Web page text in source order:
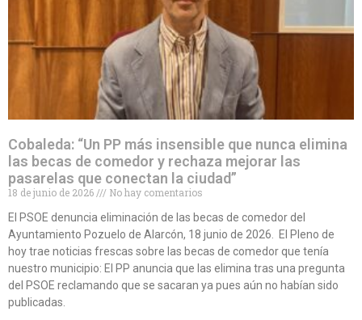
Cobaleda: “Un PP más insensible que nunca elimina
las becas de comedor y rechaza mejorar las
pasarelas que conectan la ciudad”
18 de junio de 2026
No hay comentarios
El PSOE denuncia eliminación de las becas de comedor del
Ayuntamiento Pozuelo de Alarcón, 18 junio de 2026. El Pleno de
hoy trae noticias frescas sobre las becas de comedor que tenía
nuestro municipio: El PP anuncia que las elimina tras una pregunta
del PSOE reclamando que se sacaran ya pues aún no habían sido
publicadas.